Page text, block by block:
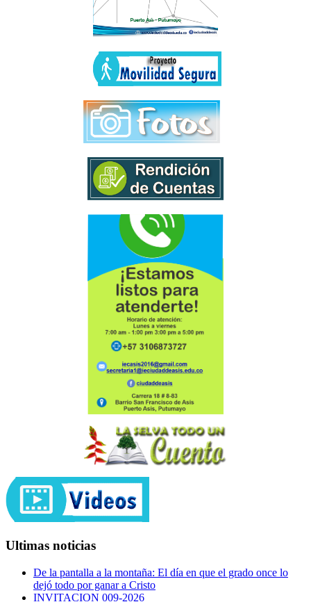
Ultimas noticias
De la pantalla a la montaña: El día en que el grado once lo
dejó todo por ganar a Cristo
INVITACION 009-2026